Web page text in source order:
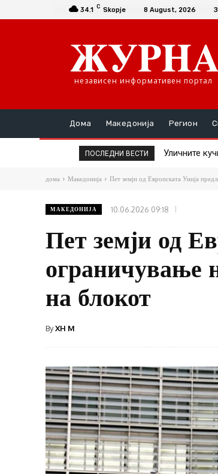
34.1 C Skopje 8 August, 2026
независен информативен портал
Дома Македонија Регион
ПОСЛЕДНИ ВЕСТИ
Уличните
Крвава
дома Македонија Пет земји од Европската Унија
МАКЕДОНИЈА 10.06.2026 09:18
Пет земји од
ограничување
на блокот
ByXH M